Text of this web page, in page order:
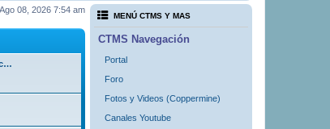
08, 2026 7:54 am
MENÚ CTMS Y MAS
CTMS Navegación
Portal
Foro
Fotos y Videos (Coppermine)
Canales Youtube